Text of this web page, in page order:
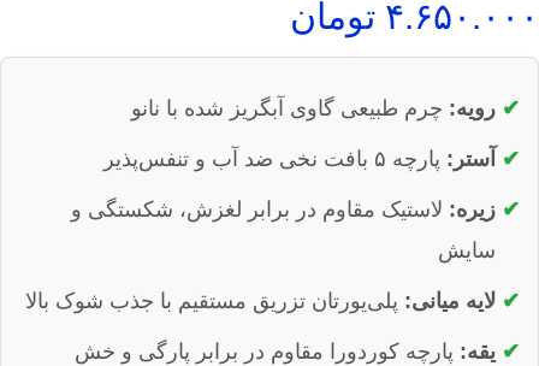
۴.۶۵۰.۰۰۰ تومان
رویه: چرم طبیعی گاوی آبگریز شده با نانو
آستر: پارچه ۵ بافت نخی ضد آب و تنفس‌پذیر
زیره: لاستیک مقاوم در برابر لغزش، شکستگی و
سایش
لایه میانی: پلی‌یورتان تزریق مستقیم با جذب شوک بالا
یقه: پارچه کوردورا مقاوم در برابر پارگی و خش